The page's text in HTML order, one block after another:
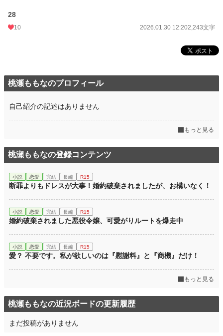
28
10 2026.01.30 12:202,243文字
桃瀬ももなのプロフィール
自己紹介の記述はありません
もっと見る
桃瀬ももなの登録コンテンツ
小説 恋愛 完結 長編 R15
断罪よりもドレスが大事！婚約破棄されましたが、お構いなく！
小説 恋愛 完結 長編 R15
婚約破棄されました悪役令嬢、可愛がりルートを爆走中
小説 恋愛 完結 長編 R15
愛？ 不要です。私が欲しいのは『慰謝料』と『商機』だけ！
もっと見る
桃瀬ももなの近況ボードの更新履歴
まだ投稿がありません